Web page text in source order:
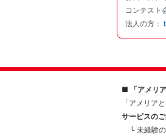
コンテスト
法人の方：
■ 「アメリ
「アメリアと
サービスの
└ 未経験